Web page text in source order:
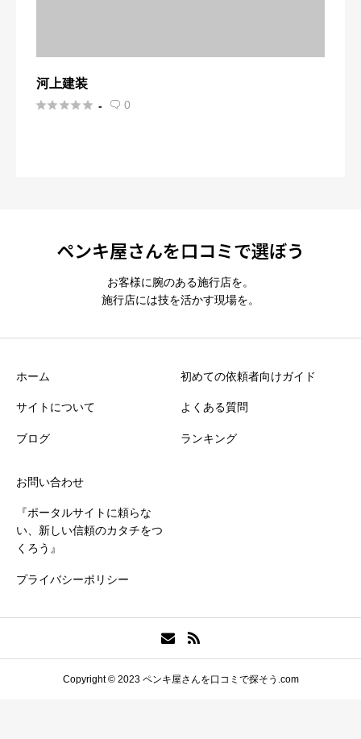
河上建装
 -  0
ペンキ屋さんを口コミで選ぼう
お客様に腕のある施行店を。
施行店には技を活かす現場を。
ホーム
サイトについて
ブログ
初めての依頼者向けガイド
よくある質問
ランキング
お問い合わせ
『ポータルサイトに頼らな
い、新しい信頼のカタチをつ
くろう』
プライバシーポリシー
Copyright © 2023 ペンキ屋さんを口コミで探そう.com